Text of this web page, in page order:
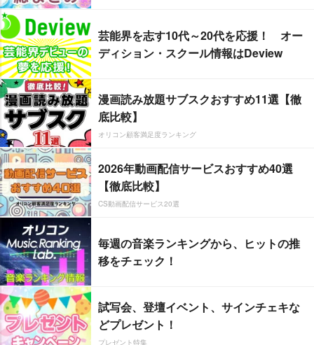
芸能界を志す10代～20代を応援！ オー
ディション・スクール情報はDeview
漫画読み放題サブスクおすすめ11選【徹
底比較】
オリコン顧客満足度ランキング
2026年動画配信サービスおすすめ40選
【徹底比較】
CS動画配信サービス20選
毎週の音楽ランキングから、ヒットの推
移をチェック！
試写会、登壇イベント、サインチェキな
どプレゼント！
プレゼント特集